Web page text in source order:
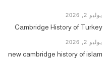
يوليو 2, 2026
Cambridge History of Turkey
يوليو 2, 2026
new cambridge history of islam